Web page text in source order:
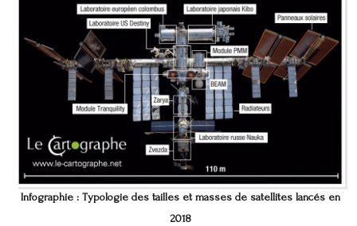
Infographie : Typologie des tailles et masses de satellites lancés en
2018